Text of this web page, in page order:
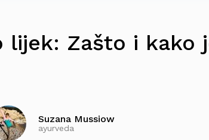
lijek: Zašto i kako
Suzana Mussiow
ayurveda